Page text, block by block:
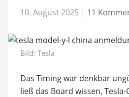
10. August 2025 | 11
Bild: Tesla
Das Timing war denkbar
ließ das Board wissen, Tesla-